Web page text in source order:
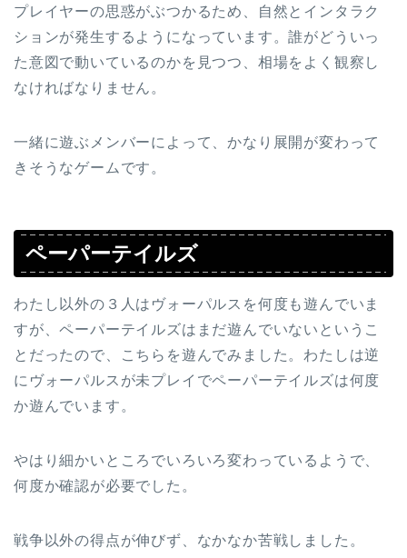
プレイヤーの思惑がぶつかるため、自然とインタラク
ションが発生するようになっています。誰がどういっ
た意図で動いているのかを見つつ、相場をよく観察し
なければなりません。
一緒に遊ぶメンバーによって、かなり展開が変わって
きそうなゲームです。
ペーパーテイルズ
わたし以外の３人はヴォーパルスを何度も遊んでいま
すが、ペーパーテイルズはまだ遊んでいないというこ
とだったので、こちらを遊んでみました。わたしは逆
にヴォーパルスが未プレイでペーパーテイルズは何度
か遊んでいます。
やはり細かいところでいろいろ変わっているようで、
何度か確認が必要でした。
戦争以外の得点が伸びず、なかなか苦戦しました。